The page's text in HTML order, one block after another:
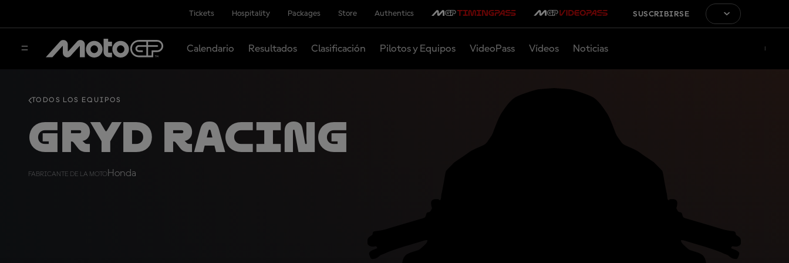
Tickets Hospitality Packages Store Authentics SUSCRIBIRSE
Calendario Resultados Clasificación Pilotos y Equipos VideoPass Vídeos Noticias
TODOS LOS EQUIPOS
GRYD Racing
FABRICANTE DE LA MOTO Honda